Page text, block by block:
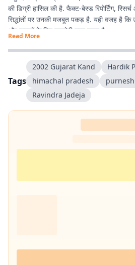
की डिग्री हासिल की है. फैक्ट-बेस्ड रिपोर्टिंग,
सिद्धांतों पर उनकी मजबूत पकड़ है. यही वजह है
और पाठकों के लिए उपयोगी माना जाता है.
Read More
Tags
2002 Gujarat Kand
Hardik
himachal pradesh
Ravindra Jadeja